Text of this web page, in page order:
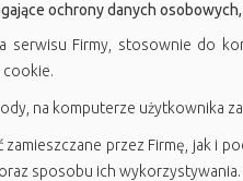
ochrony danych
serwisu Firmy, stosownie do
cookie.
na komputerze użytkownika
zamieszczane przez Firmę, jak i
sposobu ich wykorzystywania.